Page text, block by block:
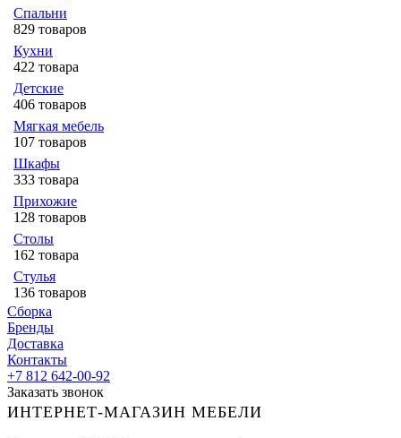
Спальни
829 товаров
Кухни
422 товара
Детские
406 товаров
Мягкая мебель
107 товаров
Шкафы
333 товара
Прихожие
128 товаров
Столы
162 товара
Стулья
136 товаров
Сборка
Бренды
Доставка
Контакты
+7 812 642-00-92
Заказать звонок
ИНТЕРНЕТ-МАГАЗИН МЕБЕЛИ